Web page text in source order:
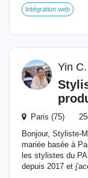
Intégration web
Yin C.
Paris (75)
Bonjour, Styliste-
mariée basée à
les stylistes du
depuis 2017 et